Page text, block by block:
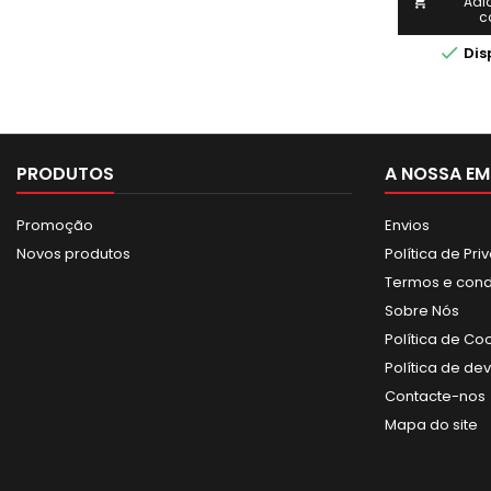
descida
Inversão

PRODUTOS
Promoção
Novos produtos
A NOSSA
Envios
Política de
Termos e
Sobre Nós
Política de
Política de
Contacte-nos
Mapa do site